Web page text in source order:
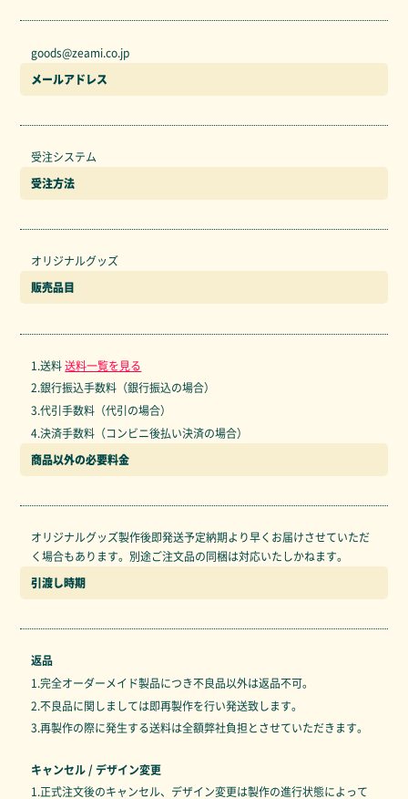
メールアドレス
goods@zeami.co.jp
受注方法
受注システム
販売品目
オリジナルグッズ
商品以外の必要料金
1.送料送料一覧を見る
2.銀行振込手数料（銀行振込の場合）
3.代引手数料（代引の場合）
4.決済手数料（コンビニ後払い決済の場合）
引渡し時期
オリジナルグッズ製作後即発送予定納期より早くお届けさせていただ
く場合もあります。別途ご注文品の同梱は対応いたしかねます。
返品
1.完全オーダーメイド製品につき不良品以外は返品不可。
2.不良品に関しましては即再製作を行い発送致します。
3.再製作の際に発生する送料は全額弊社負担とさせていただきます。
キャンセル / デザイン変更
1.正式注文後のキャンセル、デザイン変更は製作の進行状態によって